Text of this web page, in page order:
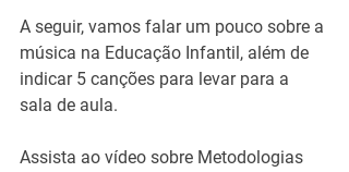
A seguir, vamos falar um pouco sobre a
música na Educação Infantil, além de
indicar 5 canções para levar para a
sala de aula.
Assista ao vídeo sobre Metodologias